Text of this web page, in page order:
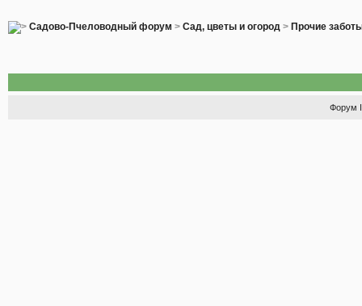
Садово-Пчеловодный форум > Сад, цветы и огород> Прочие
Форум